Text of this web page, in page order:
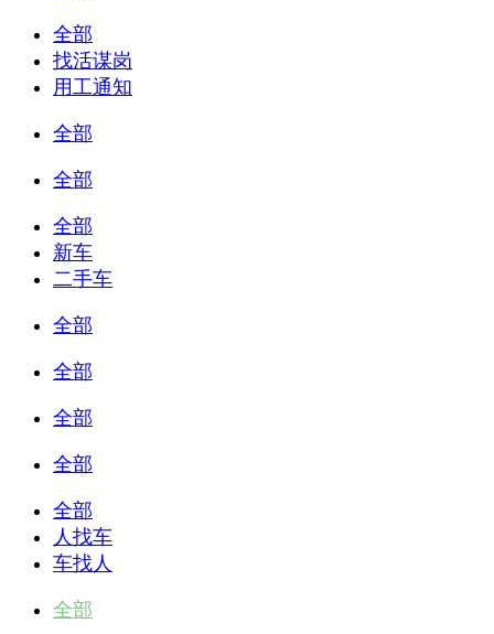
全部
找活谋岗
用工通知
全部
全部
全部
新车
二手车
全部
全部
全部
全部
全部
人找车
车找人
全部